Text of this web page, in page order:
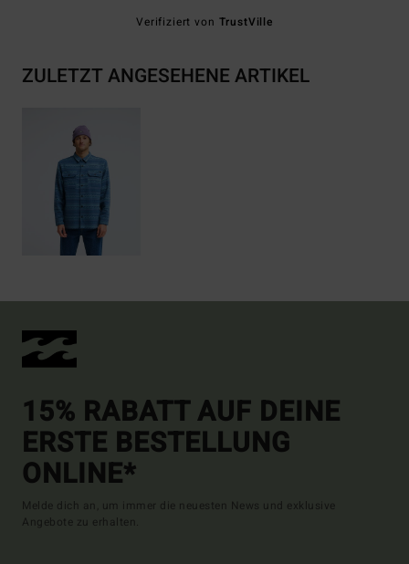
Verifiziert von TrustVille
ZULETZT ANGESEHENE ARTIKEL
15% RABATT AUF DEINE
ERSTE BESTELLUNG
ONLINE*
Melde dich an, um immer die neuesten News und exklusive
Angebote zu erhalten.